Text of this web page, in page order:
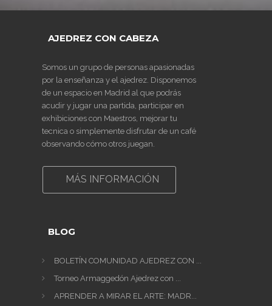
AJEDREZ CON CABEZA
Somos un grupo de personas apasionadas
por la enseñanza y el ajedrez. Disponemos
de un espacio en Madrid al que podrás
acudir y jugar una partida, participar en
exhibiciones con Maestros, mejorar tu
tecnica o simplemente disfrutar de un café
observando cómo otros juegan.
MÁS INFORMACIÓN
BLOG
BOLETÍN COMUNIDAD AJEDREZ CON ...
Torneo Armaggedón Ajedrez con ...
APRENDER A MIRAR EL ARTE: MADR...